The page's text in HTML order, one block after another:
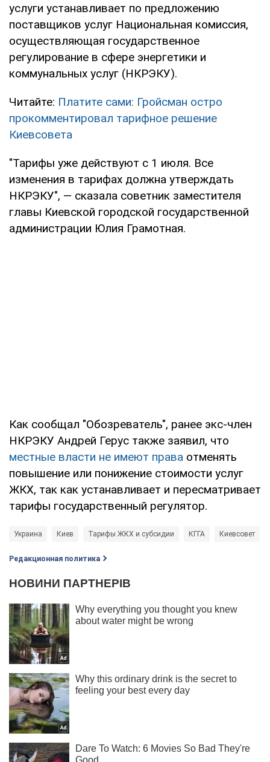
услуги устанавливает по предложению
поставщиков услуг Национальная комиссия,
осуществляющая государственное
регулирование в сфере энергетики и
коммунальных услуг (НКРЭКУ).
Читайте: Платите сами: Гройсман остро
прокомментировал тарифное решение
Киевсовета
"Тарифы уже действуют с 1 июля. Все
изменения в тарифах должна утверждать
НКРЭКУ", — сказала советник заместителя
главы Киевской городской государственной
администрации Юлия Грамотная.
Как сообщал "Обозреватель", ранее экс-член
НКРЭКУ Андрей Герус также заявил, что
местные власти не имеют права отменять
повышение или понижение стоимости услуг
ЖКХ, так как устанавливает и пересматривает
тарифы государственный регулятор.
Украина Киев Тарифы ЖКХ и субсидии КГГА Киевсовет
Редакционная политика